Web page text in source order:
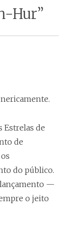
Hur”
Estrelas de
de
do público.
—
o jeito